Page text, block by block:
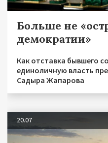
Больше не
демократии»
Как отставка бывшего
единоличную власть
Садыра Жапарова
20.07